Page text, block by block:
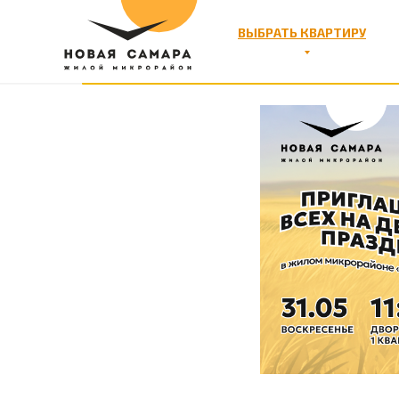
ВЫБРАТЬ КВАРТИРУ
в